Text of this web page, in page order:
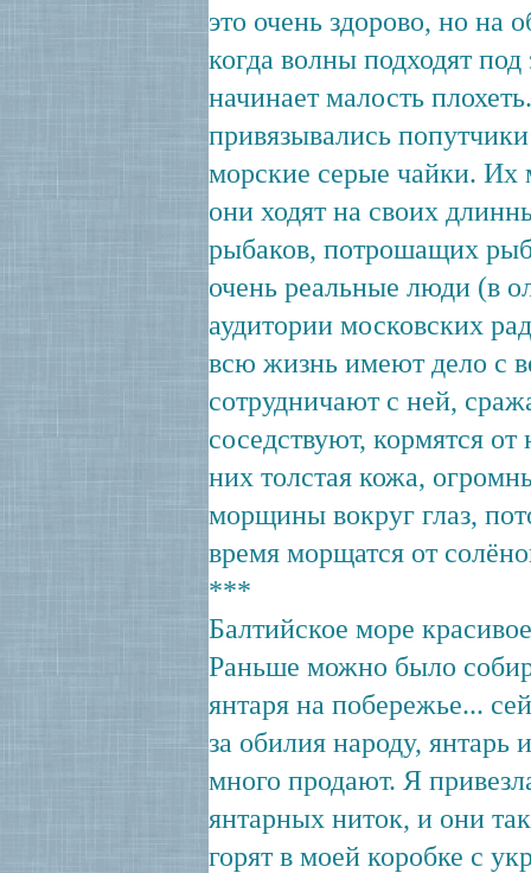
это очень здорово, но на
когда волны подходят под
начинает малость
привязывались
морские серые чайки. Их
они ходят на своих
рыбаков, потрошащих
очень реальные люди (в
аудитории московских
всю жизнь имеют дело с
сотрудничают с ней,
соседствуют, кормятся
них толстая кожа,
морщины вокруг глаз,
время морщатся от
***
Балтийское море
Раньше можно было
янтаря на побережье...
за обилия народу, янтарь
много продают. Я
янтарных ниток, и они
горят в моей коробке с